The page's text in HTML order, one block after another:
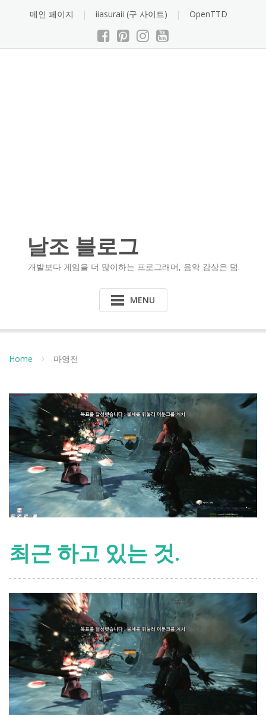
메인 페이지 iiasuraii (구 사이트) OpenTTD
날조 블로그
개발보다 게임을 더 많이하는 프로그래머, 음악 감상은 덤.
MENU
Home 마영전
최근 하고 있는 것.